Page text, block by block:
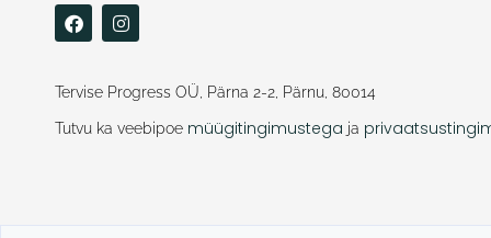
F
a
c
b
o
o
k
I
n
s
a
g
r
a
Tervise Progress OÜ, Pärna 2-2, Pärnu, 80014
Tutvu ka veebipoe müügitingimustega ja